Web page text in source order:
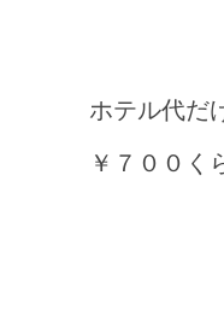
ホテル代だ
￥７００く